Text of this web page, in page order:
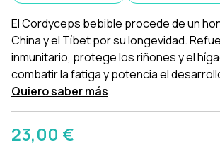
El Cordyceps bebible procede de un
China y el Tíbet por su longevidad.
inmunitario, protege los riñones y el
combatir la fatiga y potencia el
Quiero saber más
23,00 €